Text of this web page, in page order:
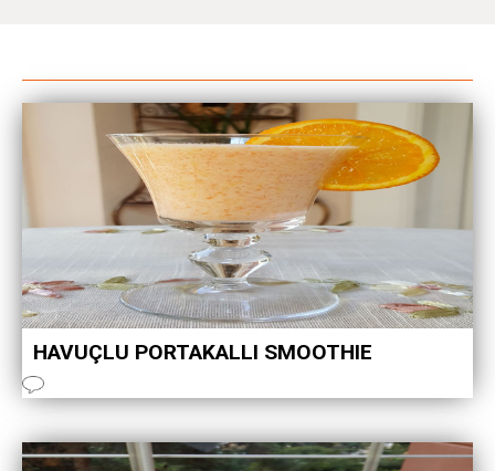
HAVUÇLU PORTAKALLI SMOOTHIE